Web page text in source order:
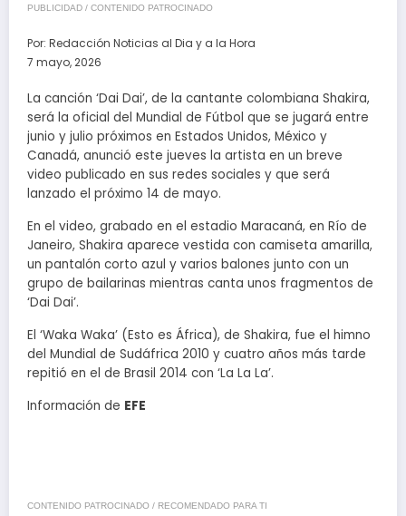
PUBLICIDAD / CONTENIDO PATROCINADO
Por: Redacción Noticias al Dia y a la Hora
7 mayo, 2026
La canción ‘Dai Dai’, de la cantante colombiana Shakira,
será la oficial del Mundial de Fútbol que se jugará entre
junio y julio próximos en Estados Unidos, México y
Canadá, anunció este jueves la artista en un breve
video publicado en sus redes sociales y que será
lanzado el próximo 14 de mayo.
En el video, grabado en el estadio Maracaná, en Río de
Janeiro, Shakira aparece vestida con camiseta amarilla,
un pantalón corto azul y varios balones junto con un
grupo de bailarinas mientras canta unos fragmentos de
‘Dai Dai’.
El ‘Waka Waka’ (Esto es África), de Shakira, fue el himno
del Mundial de Sudáfrica 2010 y cuatro años más tarde
repitió en el de Brasil 2014 con ‘La La La’.
Información de EFE
CONTENIDO PATROCINADO / RECOMENDADO PARA TI